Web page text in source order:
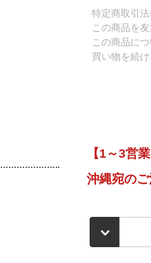
特定商取引法
この商品を
この商品に
買い物を続け
【1～3営
沖縄宛の